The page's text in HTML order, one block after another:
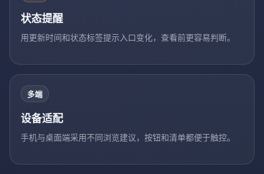
状态提醒
用更新时间和状态标签提示入口变化，查看前更容易判断。
多端
设备适配
手机与桌面端采用不同浏览建议，按钮和清单都便于触控。